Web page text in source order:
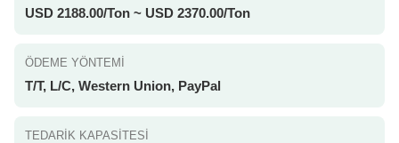
USD 2188.00/Ton ~ USD 2370.00/Ton
ÖDEME YÖNTEMI
T/T, L/C, Western Union, PayPal
TEDARIK KAPASITESI